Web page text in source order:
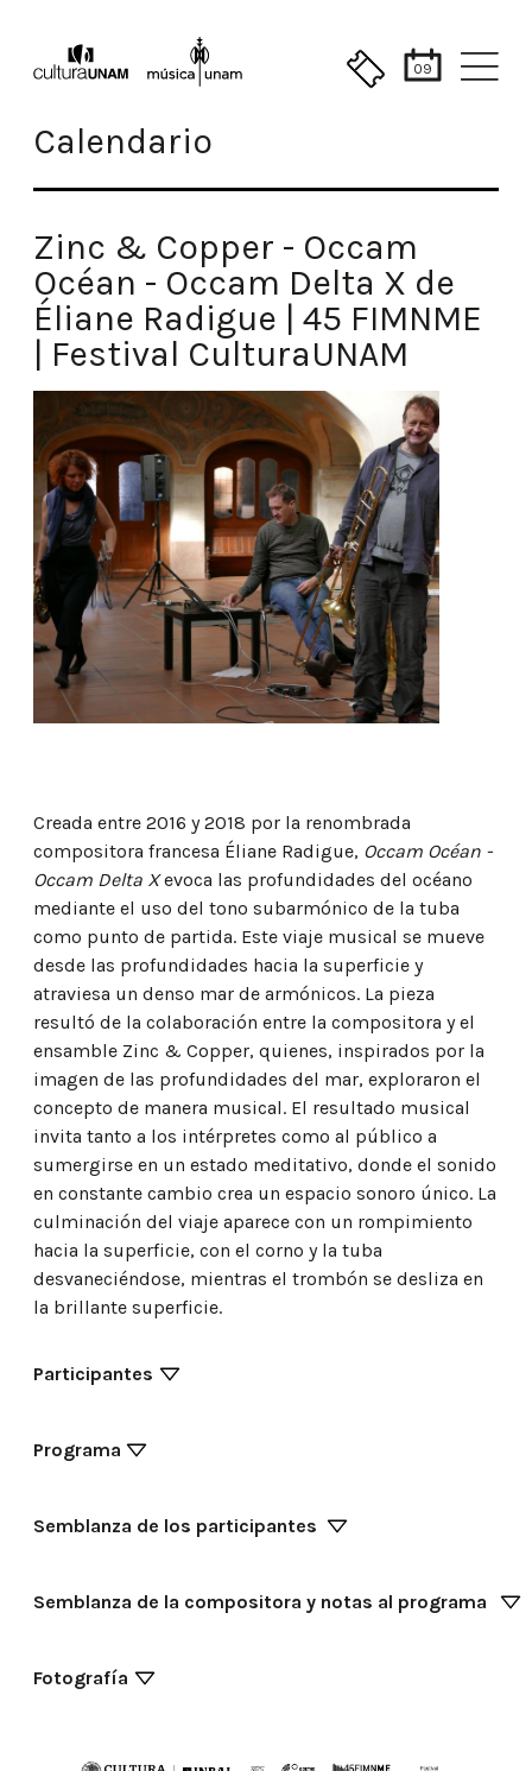
09
Calendario
Zinc & Copper - Occam
Océan - Occam Delta X de
Éliane Radigue | 45 FIMNME
| Festival CulturaUNAM
Creada entre 2016 y 2018 por la renombrada
compositora francesa Éliane Radigue, Occam Océan -
Occam Delta Xevoca las profundidades del océano
mediante el uso del tono subarmónico de la tuba
como punto de partida. Este viaje musical se mueve
desde las profundidades hacia la superficie y
atraviesa un denso mar de armónicos. La pieza
resultó de la colaboración entre la compositora y el
ensamble Zinc & Copper, quienes, inspirados por la
imagen de las profundidades del mar, exploraron el
concepto de manera musical. El resultado musical
invita tanto a los intérpretes como al público a
sumergirse en un estado meditativo, donde el sonido
en constante cambio crea un espacio sonoro único. La
culminación del viaje aparece con un rompimiento
hacia la superficie, con el corno y la tuba
desvaneciéndose, mientras el trombón se desliza en
la brillante superficie.
Participantes
Programa
Semblanza de los participantes
Semblanza de la compositora y notas al programa
Fotografía